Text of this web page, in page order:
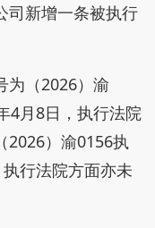
司新增一条被执行
为（2026）渝
4月8日，执行法院
2026）渝0156执
行法院方面亦未